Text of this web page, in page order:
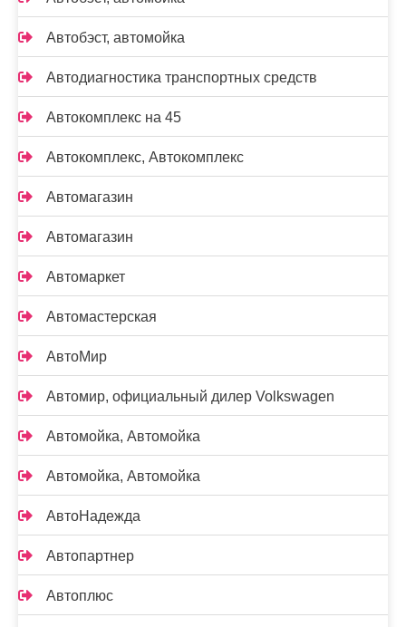
Автобэст, автомойка
Автодиагностика транспортных средств
Автокомплекс на 45
Автокомплекс, Автокомплекс
Автомагазин
Автомагазин
Автомаркет
Автомастерская
АвтоМир
Автомир, официальный дилер Volkswagen
Автомойка, Автомойка
Автомойка, Автомойка
АвтоНадежда
Автопартнер
Автоплюс